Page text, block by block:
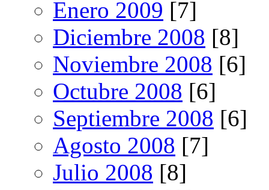
Enero 2009 [7]
Diciembre 2008 [8]
Noviembre 2008 [6]
Octubre 2008 [6]
Septiembre 2008 [6]
Agosto 2008 [7]
Julio 2008 [8]